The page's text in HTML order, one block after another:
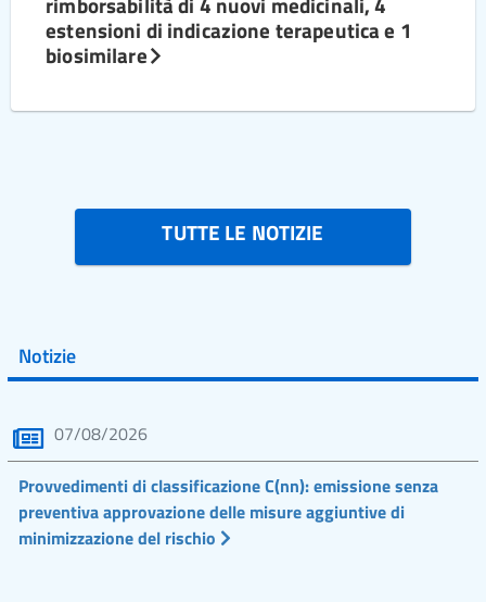
estensioni di indicazione terapeutica e 1
biosimilare
TUTTE LE NOTIZIE
Notizie
07/08/2026
Provvedimenti di classificazione C(nn): emissione senza
preventiva approvazione delle misure aggiuntive di
minimizzazione del rischio